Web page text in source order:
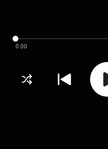
0:00